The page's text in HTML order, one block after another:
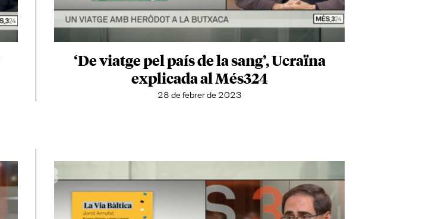
‘De viatge pel país de la sang’, Ucraïna
explicada al Més324
28 de febrer de 2023